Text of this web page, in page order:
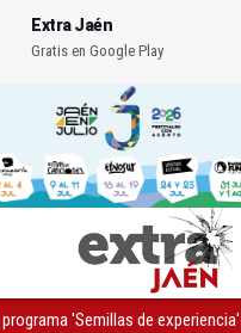
Extra Jaén
Gratis en Google Play
programa 'Semillas de